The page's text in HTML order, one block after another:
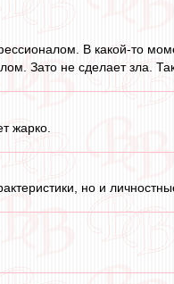
В какой-то
Зато не сделает зла.
жарко.
но и